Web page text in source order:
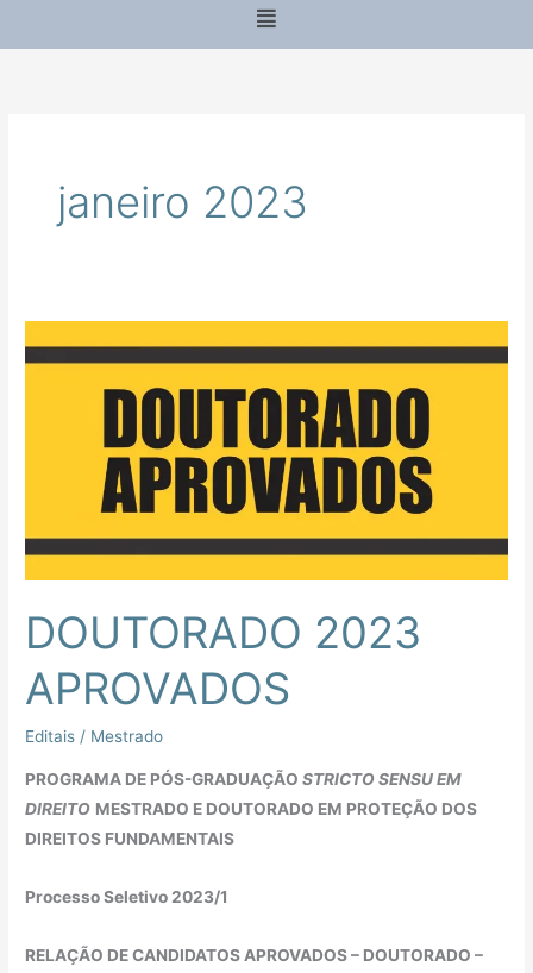
Menu
janeiro 2023
DOUTORADO 2023
APROVADOS
Editais / Mestrado
PROGRAMA DE PÓS-GRADUAÇÃOSTRICTO SENSU EM
DIREITO MESTRADO E DOUTORADO EM PROTEÇÃO DOS
DIREITOS FUNDAMENTAIS
Processo Seletivo 2023/1
RELAÇÃO DE CANDIDATOS APROVADOS – DOUTORADO –
2023
APROVADOS